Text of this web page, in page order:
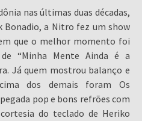
nas últimas duas décadas,
Bonadio, a Nitro fez um show
que o melhor momento foi
“Minha Mente Ainda é a
Já quem mostrou balanço e
dos demais foram Os
pop e bons refrões com
do teclado de Heriko